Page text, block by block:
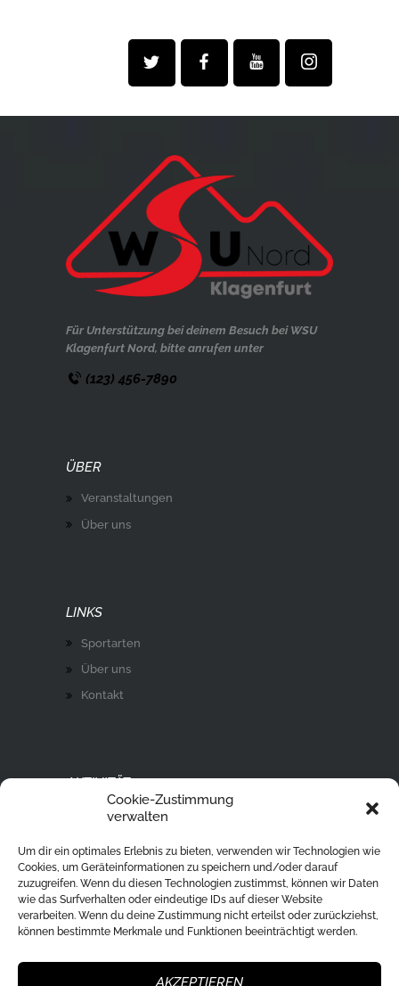
Cookie-Zustimmung
verwalten
Um dir ein optimales Erlebnis zu bieten, verwenden wir Technologien wie
Cookies, um Geräteinformationen zu speichern und/oder darauf
zuzugreifen. Wenn du diesen Technologien zustimmst, können wir Daten
wie das Surfverhalten oder eindeutige IDs auf dieser Website
verarbeiten. Wenn du deine Zustimmung nicht erteilst oder zurückziehst,
können bestimmte Merkmale und Funktionen beeinträchtigt werden.
AKZEPTIEREN
Für Unterstützung bei deinem Besuch bei WSU
Klagenfurt Nord, bitte anrufen unter
(123) 456-7890
ÜBER
Veranstaltungen
Über uns
LINKS
Sportarten
Über uns
Kontakt
AKTIVITÄT
Ski Alpin
Langlaufen
Eislaufen
Ski Tour